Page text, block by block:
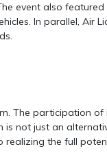
event also featured
In parallel, Air
The participation of
is not just an
realizing the full